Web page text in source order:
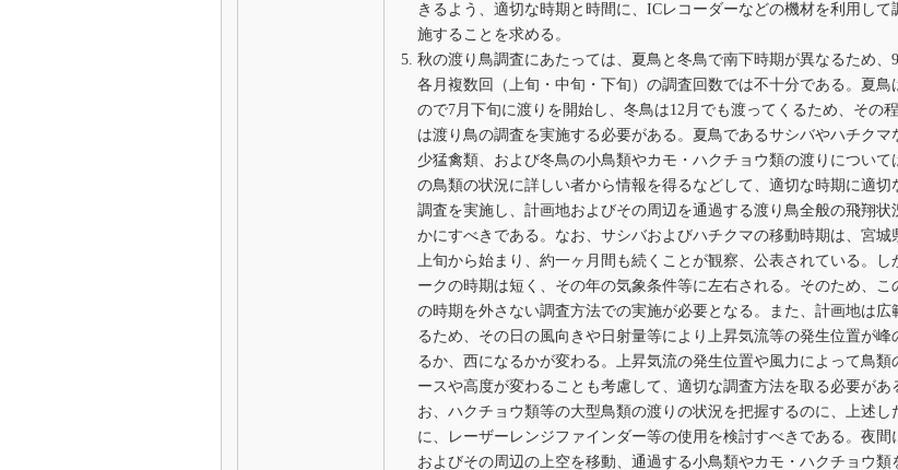
きるよう、適切な時期と時間に、ICレコーダーなどの機材を利用して
施することを求める。
秋の渡り鳥調査にあたっては、夏鳥と冬鳥で南下時期が異なるため、
各月複数回（上旬・中旬・下旬）の調査回数では不十分である。夏鳥
ので7月下旬に渡りを開始し、冬鳥は12月でも渡ってくるため、その
は渡り鳥の調査を実施する必要がある。夏鳥であるサシバやハチクマ
少猛禽類、および冬鳥の小鳥類やカモ・ハクチョウ類の渡りについて
の鳥類の状況に詳しい者から情報を得るなどして、適切な時期に適切
調査を実施し、計画地およびその周辺を通過する渡り鳥全般の飛翔状
かにすべきである。なお、サシバおよびハチクマの移動時期は、宮城
上旬から始まり、約一ヶ月間も続くことが観察、公表されている。し
ークの時期は短く、その年の気象条件等に左右される。そのため、こ
の時期を外さない調査方法での実施が必要となる。また、計画地は広
るため、その日の風向きや日射量等により上昇気流等の発生位置が峰
るか、西になるかが変わる。上昇気流の発生位置や風力によって鳥類
ースや高度が変わることも考慮して、適切な調査方法を取る必要があ
お、ハクチョウ類等の大型鳥類の渡りの状況を把握するのに、上述し
に、レーザーレンジファインダー等の使用を検討すべきである。夜間
およびその周辺の上空を移動、通過する小鳥類やカモ・ハクチョウ類